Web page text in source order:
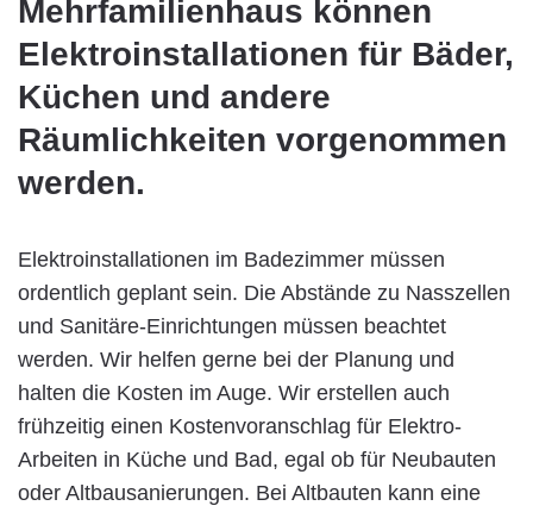
Mehrfamilienhaus können
Elektroinstallationen für Bäder,
Küchen und andere
Räumlichkeiten vorgenommen
werden.
Elektroinstallationen im Badezimmer müssen
ordentlich geplant sein. Die Abstände zu Nasszellen
und Sanitäre-Einrichtungen müssen beachtet
werden. Wir helfen gerne bei der Planung und
halten die Kosten im Auge. Wir erstellen auch
frühzeitig einen Kostenvoranschlag für Elektro-
Arbeiten in Küche und Bad, egal ob für Neubauten
oder Altbausanierungen. Bei Altbauten kann eine